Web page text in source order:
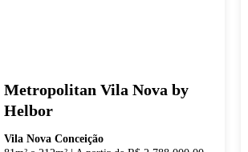
Metropolitan Vila Nova by
Helbor
Vila Nova Conceição